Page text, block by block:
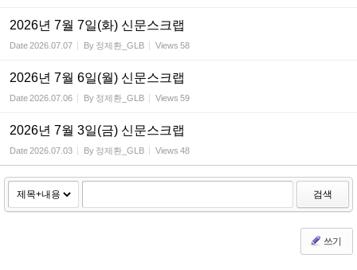
2026년 7월 7일(화) 신문스크랩
Date2026.07.07 By 정제환_GLB Views 58
2026년 7월 6일(월) 신문스크랩
Date2026.07.06 By 정제환_GLB Views 59
2026년 7월 3일(금) 신문스크랩
Date2026.07.03 By 정제환_GLB Views 48
검색
쓰기